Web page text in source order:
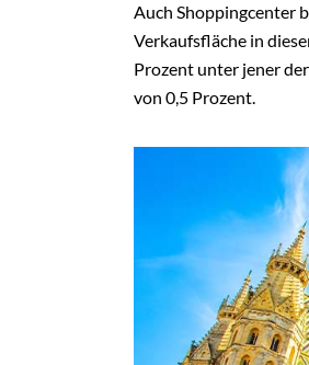
Auch Shoppingcenter
Verkaufsfläche in
Prozent unter jener
von 0,5 Prozent.